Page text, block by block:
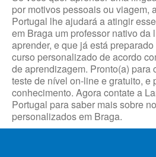
por motivos pessoais ou viagem,
Portugal lhe ajudará a atingir
em Braga um professor nativo
aprender, e que já está
curso personalizado de acordo
de aprendizagem. Pronto(a) para
teste de nível on-line e gratuito, e
conhecimento. Agora contate a
Portugal para saber mais sobre
personalizados em Braga.